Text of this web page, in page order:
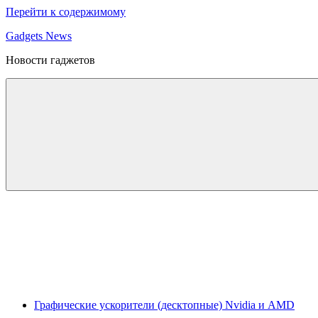
Перейти к содержимому
Gadgets News
Новости гаджетов
Графические ускорители (десктопные) Nvidia и AMD